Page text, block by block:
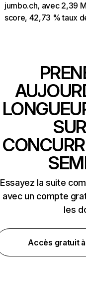
jumbo.ch, avec 2,39
score, 42,73 % taux
Essayez la suite
avec un compte
les
Accès gratuit